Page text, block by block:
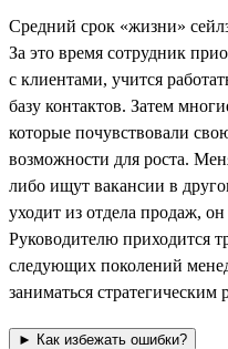
Средний срок «жизни»
За это время сотрудник
с клиентами, учится
базу контактов. Затем
которые почувствовали
возможности для роста.
либо ищут вакансии в
уходит из отдела продаж,
Руководителю приходится
следующих поколений
заниматься
► Как избежать ошибки?